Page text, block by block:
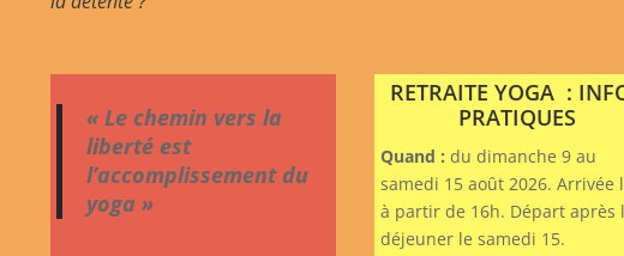
« Le chemin vers la
liberté est
l’accomplissement du
yoga »
RETRAITE YOGA :
PRATIQUES
Quand : du dimanche 9 au
samedi 15 août 2026. Arrivée
à partir de 16h. Départ après
déjeuner le samedi 15.